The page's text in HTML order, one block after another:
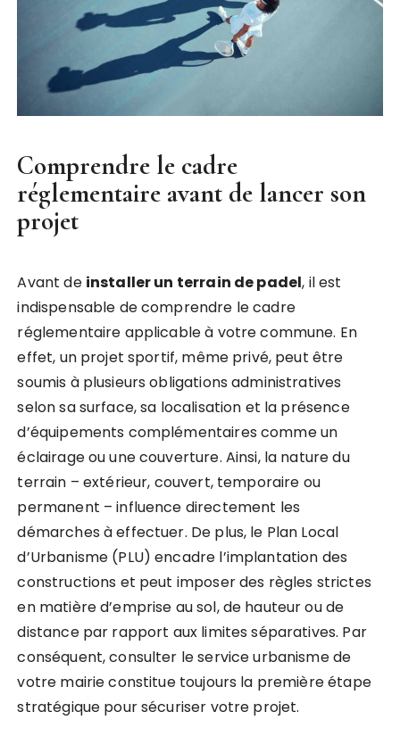
Comprendre le cadre
réglementaire avant de lancer son
projet
Avant de installer un terrain de padel, il est
indispensable de comprendre le cadre
réglementaire applicable à votre commune. En
effet, un projet sportif, même privé, peut être
soumis à plusieurs obligations administratives
selon sa surface, sa localisation et la présence
d’équipements complémentaires comme un
éclairage ou une couverture. Ainsi, la nature du
terrain – extérieur, couvert, temporaire ou
permanent – influence directement les
démarches à effectuer. De plus, le Plan Local
d’Urbanisme (PLU) encadre l’implantation des
constructions et peut imposer des règles strictes
en matière d’emprise au sol, de hauteur ou de
distance par rapport aux limites séparatives. Par
conséquent, consulter le service urbanisme de
votre mairie constitue toujours la première étape
stratégique pour sécuriser votre projet.